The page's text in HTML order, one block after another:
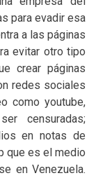
para evadir esa
a las páginas
evitar otro tipo
crear páginas
redes sociales
como youtube,
censuradas;
en notas de
que es el medio
en Venezuela.